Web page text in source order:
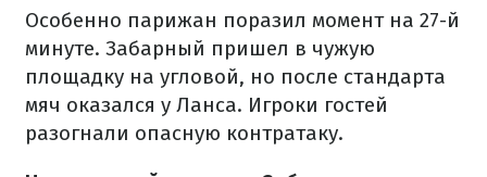
Особенно парижан поразил момент на 27-й
минуте. Забарный пришел в чужую
площадку на угловой, но после стандарта
мяч оказался у Ланса. Игроки гостей
разогнали опасную контратаку.